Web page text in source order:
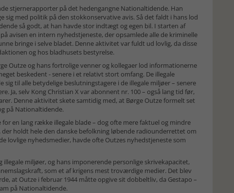
stjernerapporter på det hedengangne Nationaltidende. Han
med politik på den stokkonservative avis. Så det faldt i hans lod
så godt, at han havde stor indtægt og egen bil. I starten af
avisen en intern nyhedstjeneste, der opsamlede alle de kriminelle
bringe i selve bladet. Denne aktivitet var fuldt ud lovlig, da disse
og hos bladhusets bestyrelse.
Outze og hans fortrolige venner og kollegaer lod informationerne
beskedent - senere i et relativt stort omfang. De illegale
til alle betydelige beslutningstagere i de illegale miljøer – senere
Ja, selv Kong Christian X var abonnent nr. 100 – også lang tid før,
Denne aktivitet skete samtidig med, at Børge Outze formelt set
på Nationaltidende.
en lang række illegale blade – dog ofte mere faktuel og mindre
holdt hele den danske befolkning løbende radiounderrettet om
lovlige nyhedsmedier, havde ofte Outzes nyhedstjeneste som
miljøer, og hans imponerende personlige skrivekapacitet,
som et af krigens mest troværdige medier. Det blev
at Outze i februar 1944 måtte opgive sit dobbeltliv, da Gestapo –
på Nationaltidende.